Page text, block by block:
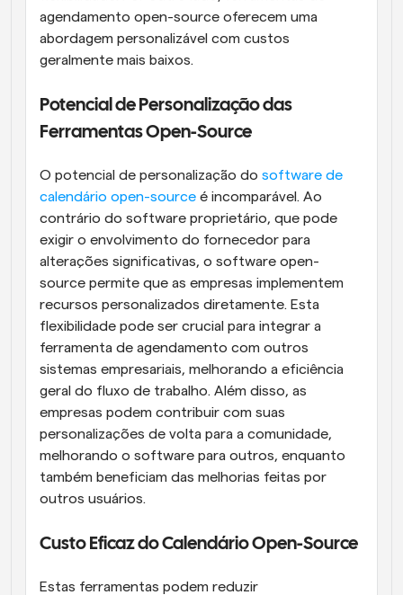
agendamento open-source oferecem uma
abordagem personalizável com custos
geralmente mais baixos.
Potencial de Personalização das
Ferramentas Open-Source
O potencial de personalização do software de
calendário open-source é incomparável. Ao
contrário do software proprietário, que pode
exigir o envolvimento do fornecedor para
alterações significativas, o software open-
source permite que as empresas implementem
recursos personalizados diretamente. Esta
flexibilidade pode ser crucial para integrar a
ferramenta de agendamento com outros
sistemas empresariais, melhorando a eficiência
geral do fluxo de trabalho. Além disso, as
empresas podem contribuir com suas
personalizações de volta para a comunidade,
melhorando o software para outros, enquanto
também beneficiam das melhorias feitas por
outros usuários.
Custo Eficaz do Calendário Open-Source
Estas ferramentas podem reduzir